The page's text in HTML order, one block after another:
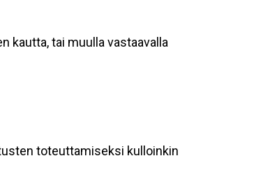
kautta, tai muulla vastaavalla
toteuttamiseksi kulloinkin